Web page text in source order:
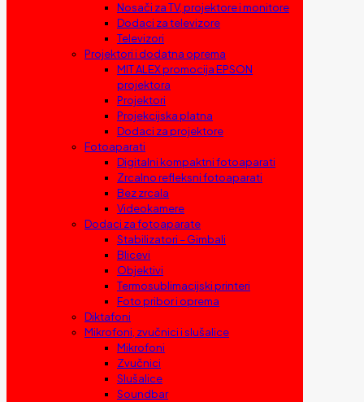
Nosači za TV, projektore i monitore
Dodaci za televizore
Televizori
Projektori i dodatna oprema
MIT ALEX promocija EPSON
projektora
Projektori
Projekcijska platna
Dodaci za projektore
Fotoaparati
Digitalni kompaktni fotoaparati
Zrcalno refleksni fotoaparati
Bez zrcala
Videokamere
Dodaci za fotoaparate
Stabilizatori – Gimbali
Blicevi
Objektivi
Termosublimacijski printeri
Foto pribor i oprema
Diktafoni
Mikrofoni, zvučnici i slušalice
Mikrofoni
Zvučnici
Slušalice
Soundbar